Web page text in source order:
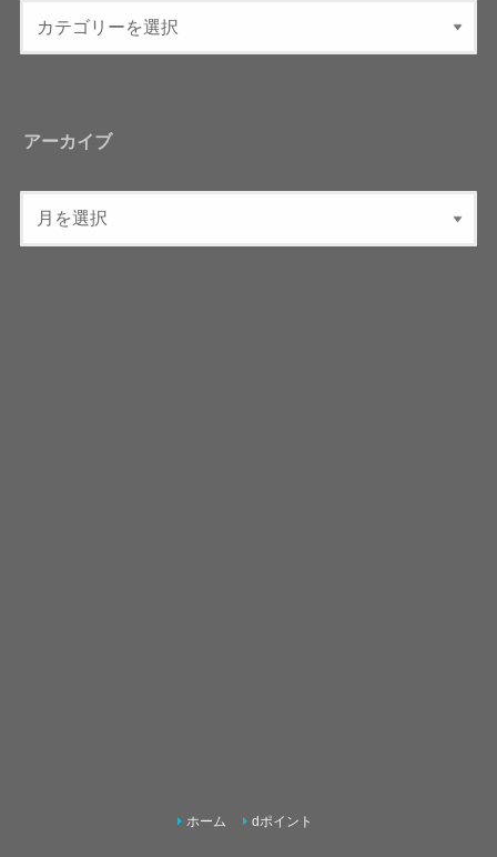
アーカイブ
ホーム dポイント